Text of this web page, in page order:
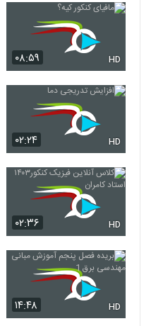
۰۸:۵۹ HD
۰۲:۲۴ HD
۰۲:۳۶ HD
۱۴:۴۸ HD